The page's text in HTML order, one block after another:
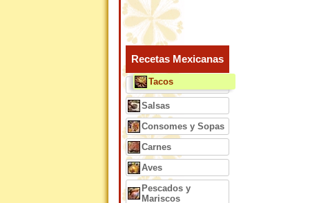
Recetas Mexicanas
Tacos
Salsas
Consomes y Sopas
Carnes
Aves
Pescados y
Mariscos